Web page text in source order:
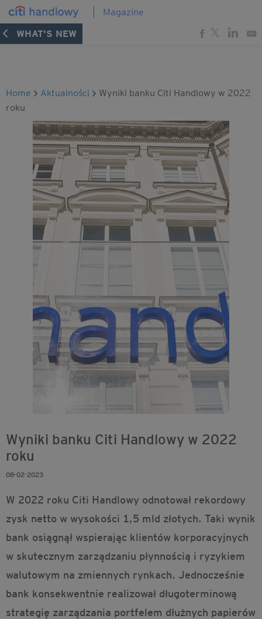
Magazine
Home Aktualności
Wyniki banku Citi Handlowy w 2022
roku
WHAT'S NEW
Wyniki banku Citi Handlowy w 2022
roku
08-02-2023
W 2022 roku Citi Handlowy odnotował rekordowy
zysk netto w wysokości 1,5 mld złotych. Taki wynik
bank osiągnął wspierając klientów korporacyjnych
w skutecznym zarządzaniu płynnością i ryzykiem
walutowym na zmiennych rynkach. Jednocześnie
bank konsekwentnie realizował długoterminową
strategię zarządzania portfelem dłużnych papierów